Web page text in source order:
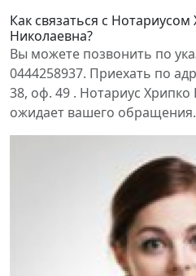
Как связаться с
Николаевна?
Вы можете позвонить по
0444258937. Приехать по
38, оф. 49 . Нотариус
ожидает вашего обращения.